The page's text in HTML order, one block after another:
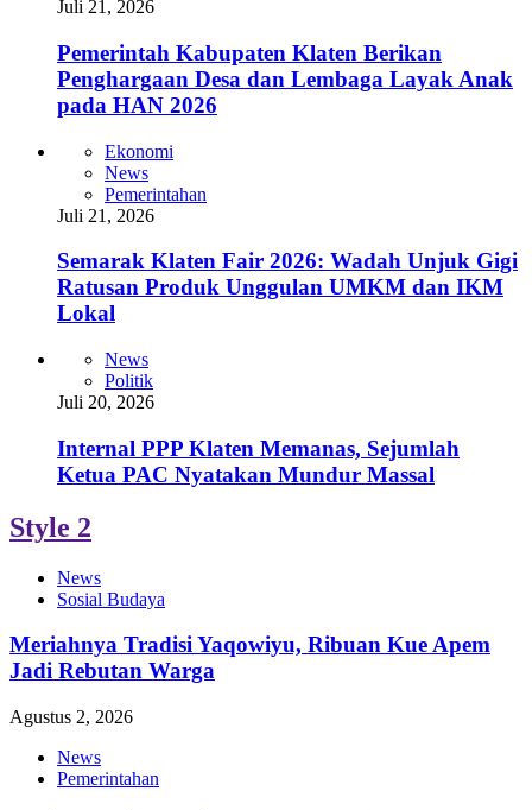
Juli 21, 2026
Pemerintah Kabupaten Klaten Berikan
Penghargaan Desa dan Lembaga Layak Anak
pada HAN 2026
Ekonomi
News
Pemerintahan
Juli 21, 2026
Semarak Klaten Fair 2026: Wadah Unjuk Gigi
Ratusan Produk Unggulan UMKM dan IKM
Lokal
News
Politik
Juli 20, 2026
Internal PPP Klaten Memanas, Sejumlah
Ketua PAC Nyatakan Mundur Massal
Style 2
News
Sosial Budaya
Meriahnya Tradisi Yaqowiyu, Ribuan Kue Apem
Jadi Rebutan Warga
Agustus 2, 2026
News
Pemerintahan